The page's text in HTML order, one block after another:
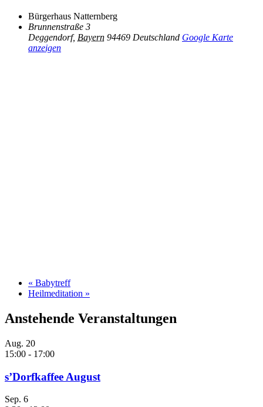
Bürgerhaus Natternberg
Brunnenstraße 3
Deggendorf, Bayern 94469 Deutschland Google Karte
anzeigen
« Babytreff
Heilmeditation »
Anstehende Veranstaltungen
Aug. 20
15:00 - 17:00
s’Dorfkaffee August
Sep. 6